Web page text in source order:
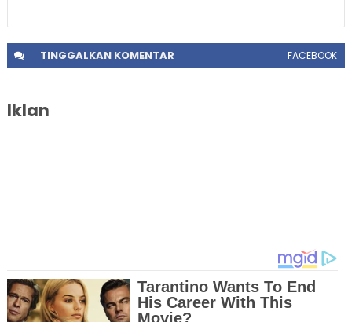
TINGGALKANKOMENTAR FACEBOOK
Iklan